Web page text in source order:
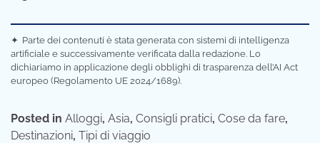
✦ Parte dei contenuti è stata generata con sistemi di intelligenza
artificiale e successivamente verificata dalla redazione. Lo
dichiariamo in applicazione degli obblighi di trasparenza dell’AI Act
europeo (Regolamento UE 2024/1689).
Posted in Alloggi, Asia, Consigli pratici, Cose da fare,
Destinazioni, Tipi di viaggio